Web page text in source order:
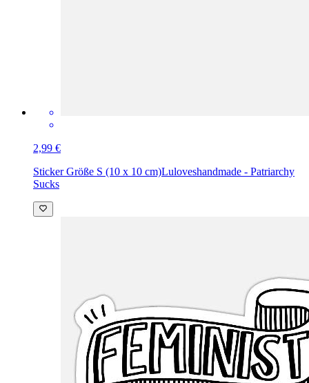
2,99 €
Sticker Größe S (10 x 10 cm)Luloveshandmade - Patriarchy
Sucks